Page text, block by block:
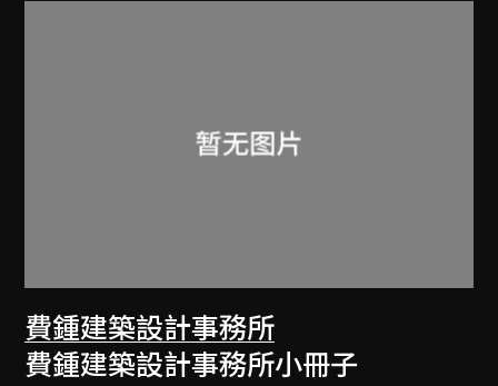
費鍾建築設計事務所
費鍾建築設計事務所小冊子